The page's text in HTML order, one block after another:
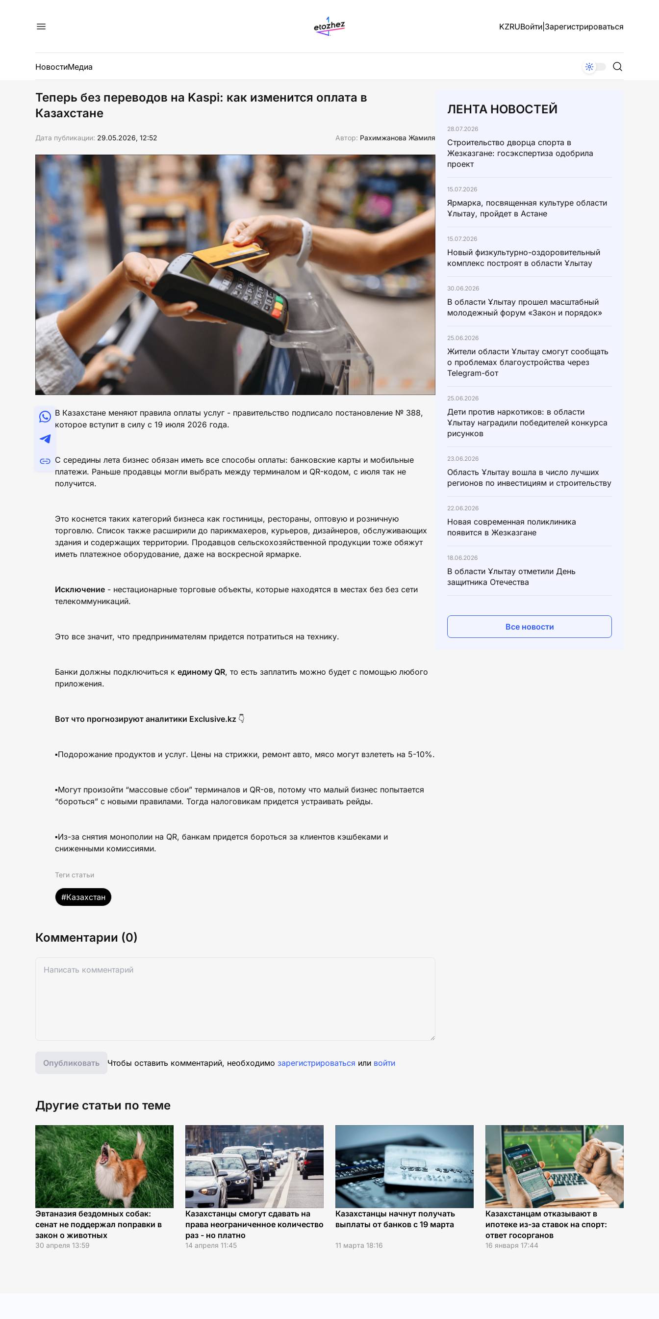
KZRUВойти Зарегистрироваться
НовостиМедиа
Теперь без переводов на Kaspi: как изменится оплата в
Казахстане
Дата публикации: 29.05.2026, 12:52 Автор: Рахимжанова Жамиля
В Казахстане меняют правила оплаты услуг - правительство подписало постановление № 388,
которое вступит в силу с 19 июля 2026 года.
С середины лета бизнес обязан иметь все способы оплаты: банковские карты и мобильные
платежи. Раньше продавцы могли выбрать между терминалом и QR-кодом, с июля так не
получится.
Это коснется таких категорий бизнеса как гостиницы, рестораны, оптовую и розничную
торговлю. Список также расширили до парикмахеров, курьеров, дизайнеров, обслуживающих
здания и содержащих территории. Продавцов сельскохозяйственной продукции тоже обяжут
иметь платежное оборудование, даже на воскресной ярмарке.
Исключение - нестационарные торговые объекты, которые находятся в местах без без сети
телекоммуникаций.
Это все значит, что предпринимателям придется потратиться на технику.
Банки должны подключиться к единому QR, то есть заплатить можно будет с помощью любого
приложения.
Вот что прогнозируют аналитики Exclusive.kz 👇
▪️Подорожание продуктов и услуг. Цены на стрижки, ремонт авто, мясо могут взлететь на 5-10%.
▪️Могут произойти “массовые сбои” терминалов и QR-ов, потому что малый бизнес попытается
“бороться” с новыми правилами. Тогда налоговикам придется устраивать рейды.
▪️Из-за снятия монополии на QR, банкам придется бороться за клиентов кэшбеками и
сниженными комиссиями.
Теги статьи
#Казахстан
Комментарии (0)
Опубликовать Чтобы оставить комментарий, необходимо зарегистрироваться или войти
ЛЕНТА НОВОСТЕЙ
28.07.2026
Строительство дворца спорта в
Жезказгане: госэкспертиза одобрила
проект
15.07.2026
Ярмарка, посвященная культуре области
Ұлытау, пройдет в Астане
15.07.2026
Новый физкультурно-оздоровительный
комплекс построят в области Ұлытау
30.06.2026
В области Ұлытау прошел масштабный
молодежный форум «Закон и порядок»
25.06.2026
Жители области Ұлытау смогут сообщать
о проблемах благоустройства через
Telegram-бот
25.06.2026
Дети против наркотиков: в области
Ұлытау наградили победителей конкурса
рисунков
23.06.2026
Область Ұлытау вошла в число лучших
регионов по инвестициям и строительству
22.06.2026
Новая современная поликлиника
появится в Жезказгане
18.06.2026
В области Ұлытау отметили День
защитника Отечества
Все новости
Другие статьи по теме
Эвтаназия бездомных собак:
сенат не поддержал поправки в
закон о животных
30 апреля 13:59
Казахстанцы смогут сдавать на
права неограниченное количество
раз - но платно
14 апреля 11:45
Казахстанцы начнут получать
выплаты от банков с 19 марта
11 марта 18:16
Казахстанцам отказывают в
ипотеке из-за ставок на спорт:
ответ госорганов
16 января 17:44